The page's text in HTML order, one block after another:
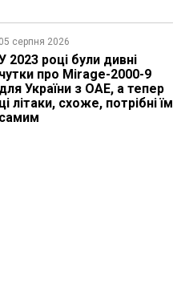
05 серпня 2026
2023 році були дивні
чутки про Mirage-2000-9
для України з ОАЕ, а тепер
ці літаки, схоже, потрібні їм
самим